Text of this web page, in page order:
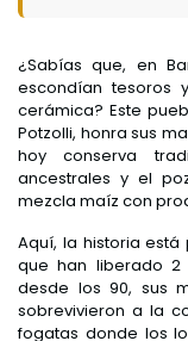
¿Sabías que, en
escondían tesoros
cerámica? Este
Potzolli, honra sus
hoy conserva
ancestrales y el
mezcla maíz con
Aquí, la historia
que han liberado 2
desde los 90, sus
sobrevivieron a la
fogatas donde los